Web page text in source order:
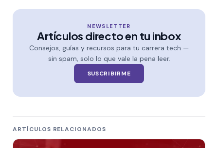
NEWSLETTER
Artículos directo en tu inbox
Consejos, guías y recursos para tu carrera tech —
sin spam, solo lo que vale la pena leer.
SUSCRIBIRME
ARTÍCULOS RELACIONADOS